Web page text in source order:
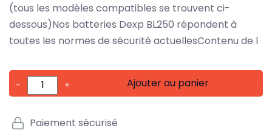
(tous les modèles compatibles se trouvent ci-
dessous)Nos batteries Dexp BL250 répondent à
toutes les normes de sécurité actuellesContenu de l
- + Ajouter au panier
Paiement sécurisé